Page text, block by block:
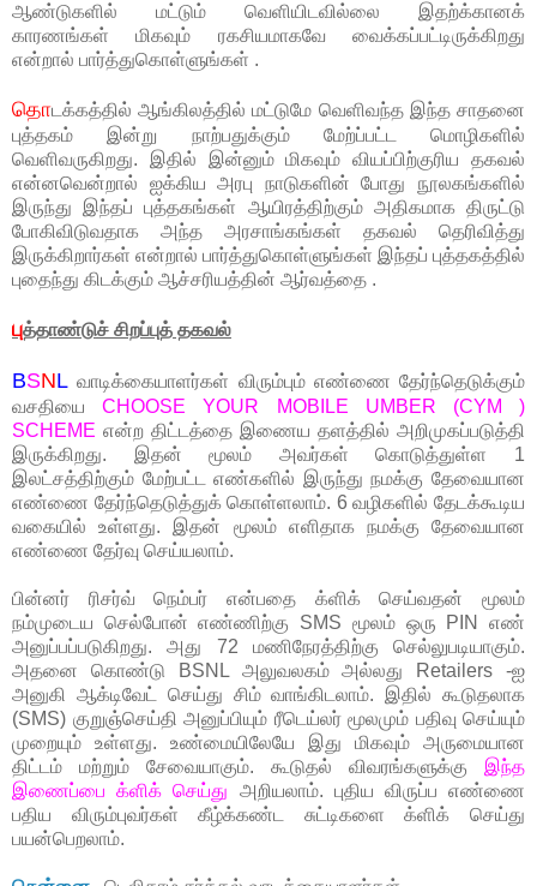
ஆண்டுகளில் மட்டும் வெளியிடவில்லை இதற்க்கானக்
காரணங்கள் மிகவும் ரகசியமாகவே வைக்கப்பட்டிருக்கிறது
என்றால் பார்த்துகொள்ளுங்கள் .
தொடக்கத்தில் ஆங்கிலத்தில் மட்டுமே வெளிவந்த இந்த சாதனை
புத்தகம் இன்று நாற்பதுக்கும் மேற்ப்பட்ட மொழிகளில்
வெளிவருகிறது. இதில் இன்னும் மிகவும் வியப்பிற்குரிய தகவல்
என்னவென்றால் ஐக்கிய அரபு நாடுகளின் போது நூலகங்களில்
இருந்து இந்தப் புத்தகங்கள் ஆயிரத்திற்கும் அதிகமாக திருட்டு
போகிவிடுவதாக அந்த அரசாங்கங்கள் தகவல் தெரிவித்து
இருக்கிறார்கள் என்றால் பார்த்துகொள்ளுங்கள் இந்தப் புத்தகத்தில்
புதைந்து கிடக்கும் ஆச்சரியத்தின் ஆர்வத்தை .
புத்தாண்டுச் சிறப்புத் தகவல்
BSNL வாடிக்கையாளர்கள் விரும்பும் எண்ணை தேர்ந்தெடுக்கும்
வசதியைCHOOSE YOUR MOBILE UMBER (CYM )
SCHEME என்ற திட்டத்தை இணைய தளத்தில் அறிமுகப்படுத்தி
இருக்கிறது. இதன் மூலம் அவர்கள் கொடுத்துள்ள 1
இலட்சத்திற்கும் மேற்பட்ட எண்களில் இருந்து நமக்கு தேவையான
எண்ணை தேர்ந்தெடுத்துக் கொள்ளலாம். 6 வழிகளில் தேடக்கூடிய
வகையில் உள்ளது. இதன் மூலம் எளிதாக நமக்கு தேவையான
எண்ணை தேர்வு செய்யலாம்.
பின்னர் ரிசர்வ் நெம்பர் என்பதை க்ளிக் செய்வதன் மூலம்
நம்முடைய செல்போன் எண்ணிற்கு SMS மூலம் ஒரு PIN எண்
அனுப்பப்படுகிறது. அது 72 மணிநேரத்திற்கு செல்லுபடியாகும்.
அதனை கொண்டு BSNL அலுவலகம் அல்லது Retailers -ஐ
அனுகி ஆக்டிவேட் செய்து சிம் வாங்கிடலாம். இதில் கூடுதலாக
(SMS) குறுஞ்செய்தி அனுப்பியும் ரீடெய்லர் மூலமும் பதிவு செய்யும்
முறையும் உள்ளது. உண்மையிலேயே இது மிகவும் அருமையான
திட்டம் மற்றும் சேவையாகும். கூடுதல் விவரங்களுக்கு இந்த
இணைப்பை க்ளிக் செய்து அறியலாம். புதிய விருப்ப எண்ணை
பதிய விரும்புவர்கள் கீழ்க்கண்ட சுட்டிகளை க்ளிக் செய்து
பயன்பெறலாம்.